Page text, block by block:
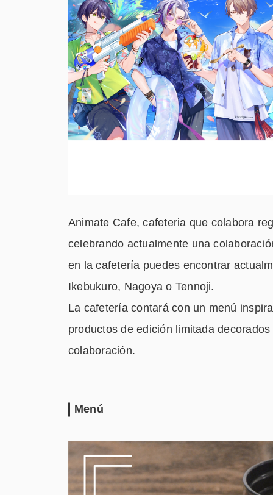
Animate Cafe, cafeteria que colabora
celebrando actualmente una
en la cafetería puedes encontrar
Ikebukuro, Nagoya o Tennoji.
La cafetería contará con un menú
productos de edición limitada
colaboración.
Menú